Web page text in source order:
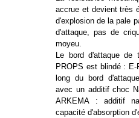
accrue et devient très
d'explosion de la pale
d'attaque, pas de
moyeu.
Le bord d'attaque de
PROPS est blindé :
long du bord
avec un additif choc
ARKEMA : additif
capacité d'absorption